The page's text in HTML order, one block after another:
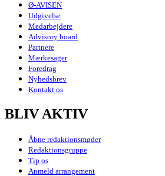
Ø-AVISEN
Udgivelse
Medarbejdere
Advisory board
Partnere
Mærkesager
Foredrag
Nyhedsbrev
Kontakt os
BLIV AKTIV
Åbne redaktionsmøder
Redaktionsgruppe
Tip os
Anmeld arrangement